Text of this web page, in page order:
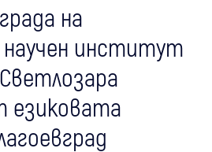
на
научен институт
езиковата